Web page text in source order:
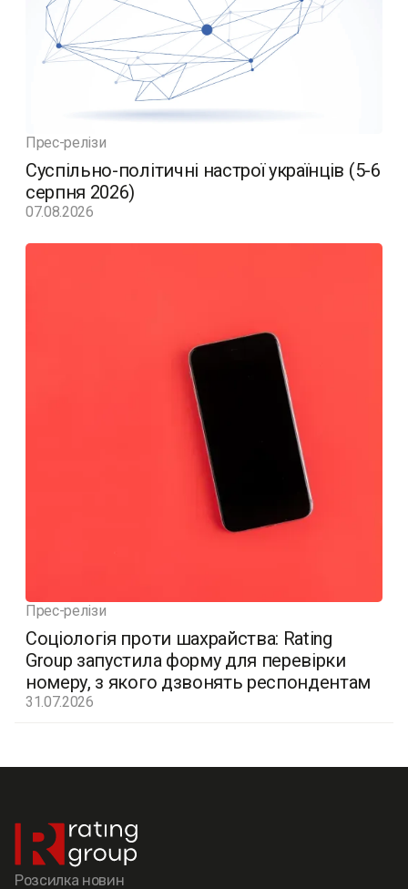
Прес-релізи
Суспільно-політичні настрої українців (5-6
серпня 2026)
07.08.2026
Прес-релізи
Соціологія проти шахрайства: Rating
Group запустила форму для перевірки
номеру, з якого дзвонять респондентам
31.07.2026
Розсилка новин